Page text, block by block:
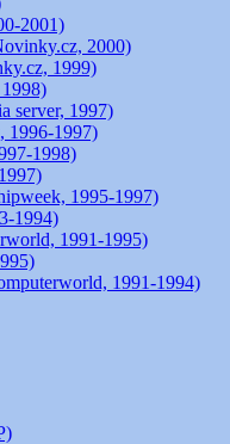
2001)
2000)
1999)
server, 1997)
1996-1997)
1998)
1995-1997)
1994)
1991-1995)
1991-1994)